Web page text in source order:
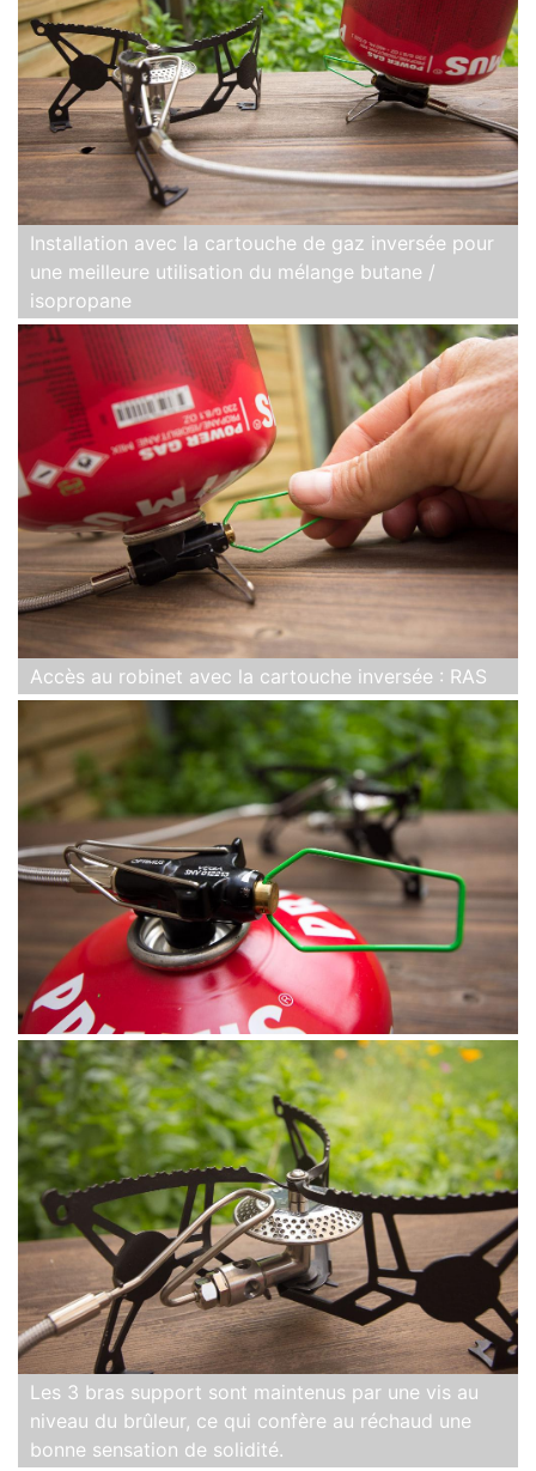
Installation avec la cartouche de gaz inversée pour
une meilleure utilisation du mélange butane /
isopropane
Accès au robinet avec la cartouche inversée : RAS
Les 3 bras support sont maintenus par une vis au
niveau du brûleur, ce qui confère au réchaud une
bonne sensation de solidité.